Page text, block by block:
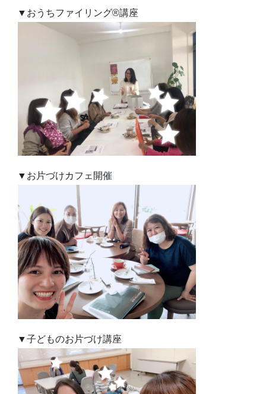
▼おうちファイリング®︎講座
▼お片づけカフェ開催
▼子どものお片づけ講座